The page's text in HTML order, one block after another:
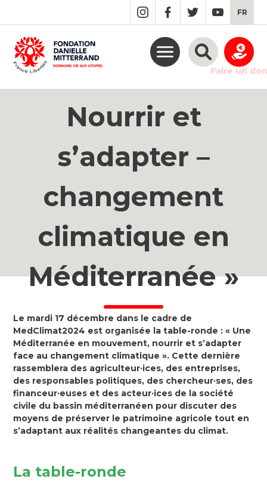
MAIN
CONTENT
FR
Faire un don
Table-ronde «
Nourrir et
s’adapter –
changement
climatique en
Méditerranée »
Le mardi 17 décembre dans le cadre de
MedClimat2024 est organisée la table-ronde : « Une
Méditerranée en mouvement, nourrir et s’adapter
face au changement climatique ». Cette dernière
rassemblera des agriculteur·ices, des entreprises,
des responsables politiques, des chercheur·ses, des
financeur·euses et des acteur·ices de la société
civile du bassin méditerranéen pour discuter des
moyens de préserver le patrimoine agricole tout en
s’adaptant aux réalités changeantes du climat.
La table-ronde